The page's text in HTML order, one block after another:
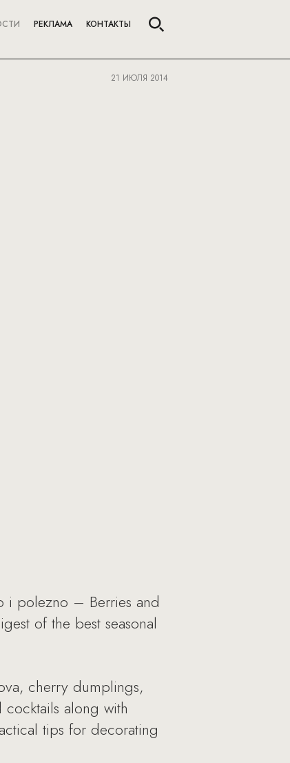
РЕКЛАМА КОНТАКТЫ
21 ИЮЛЯ 2014
i polezno – Berries and
of the best seasonal
cherry dumplings,
along with
tips for decorating